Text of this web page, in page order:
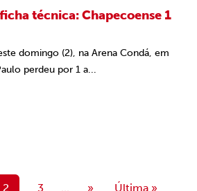
técnica: Chapecoense 1
domingo (2), na Arena Condá, em
perdeu por 1 a...
2 3 ... » Última »